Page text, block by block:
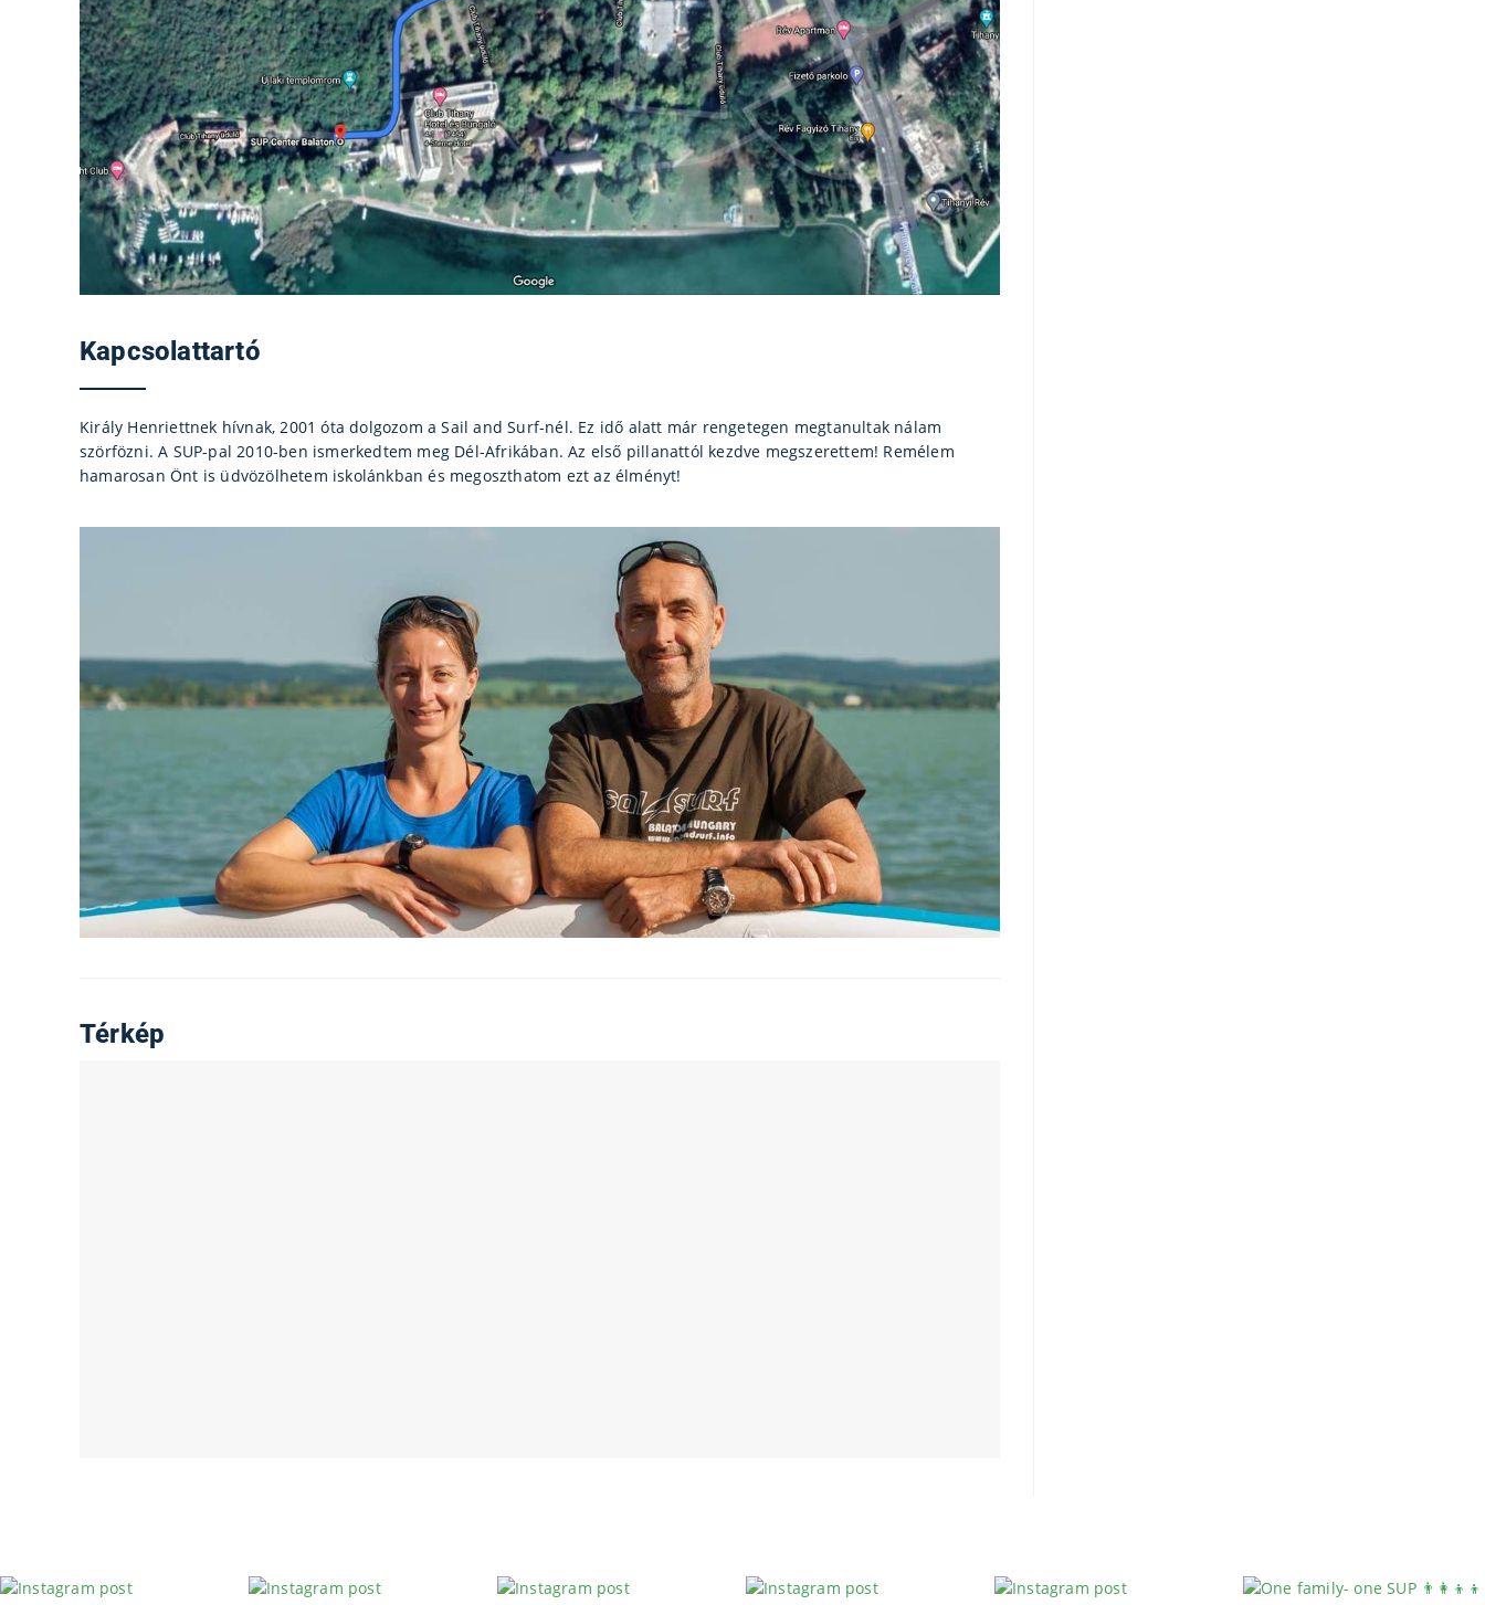
Kapcsolattartó
Király Henriettnek hívnak, 2001 óta dolgozom a Sail and Surf-nél. Ez idő alatt már rengetegen megtanultak nálam
szörfözni. A SUP-pal 2010-ben ismerkedtem meg Dél-Afrikában. Az első pillanattól kezdve megszerettem! Remélem
hamarosan Önt is üdvözölhetem iskolánkban és megoszthatom ezt az élményt!
Térkép